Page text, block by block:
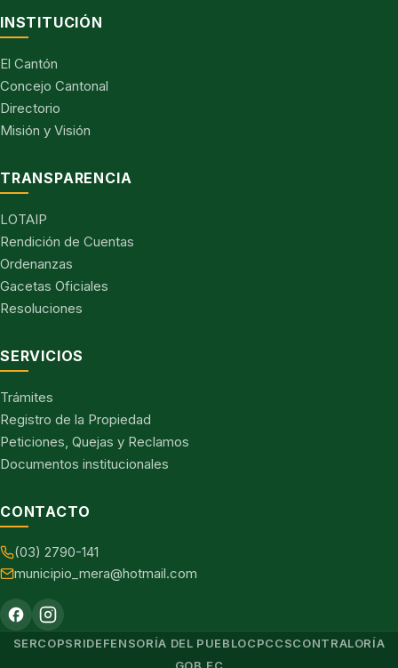
INSTITUCIÓN
El Cantón
Concejo Cantonal
Directorio
Misión y Visión
TRANSPARENCIA
LOTAIP
Rendición de Cuentas
Ordenanzas
Gacetas Oficiales
Resoluciones
SERVICIOS
Trámites
Registro de la Propiedad
Peticiones, Quejas y Reclamos
Documentos institucionales
CONTACTO
(03) 2790-141
municipio_mera@hotmail.com
SERCOPSRIDEFENSORÍA DEL PUEBLOCPCCSCONTRALORÍA